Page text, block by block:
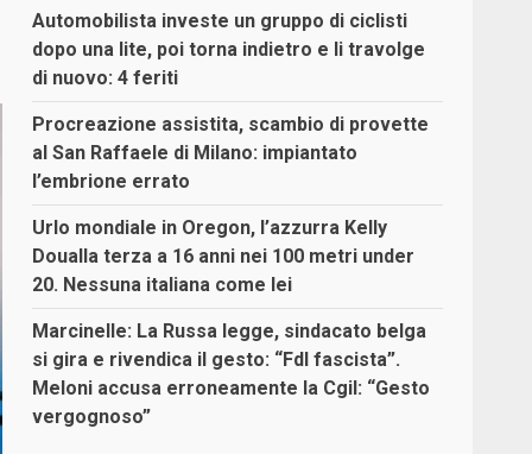
Automobilista investe un gruppo di ciclisti
dopo una lite, poi torna indietro e li travolge
di nuovo: 4 feriti
Procreazione assistita, scambio di provette
al San Raffaele di Milano: impiantato
l’embrione errato
Urlo mondiale in Oregon, l’azzurra Kelly
Doualla terza a 16 anni nei 100 metri under
20. Nessuna italiana come lei
Marcinelle: La Russa legge, sindacato belga
si gira e rivendica il gesto: “FdI fascista”.
Meloni accusa erroneamente la Cgil: “Gesto
vergognoso”